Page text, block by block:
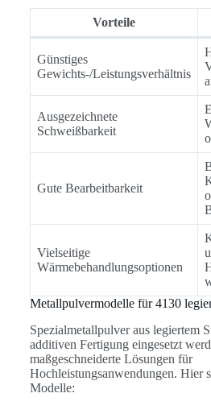
Vorteile
Günstiges
Gewichts-/Leistungsverhältnis
Ausgezeichnete
Schweißbarkeit
Gute Bearbeitbarkeit
Vielseitige
Wärmebehandlungsoptionen
Metallpulvermodelle für 4130
Spezialmetallpulver aus legiertem
additiven Fertigung eingesetzt
maßgeschneiderte Lösungen für
Hochleistungsanwendungen. Hier
Modelle: